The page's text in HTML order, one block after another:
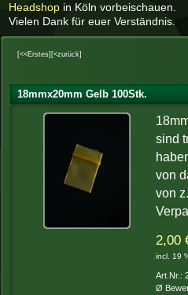
Headshop in Köln vorbeischauen.
Vielen Dank für euer Verständnis.
[<<Erstes] [<zurück]
18mmx20mm Gelb 100Stk.
sind
von
von
2,00
incl. 19
Art.Nr.:
Ø